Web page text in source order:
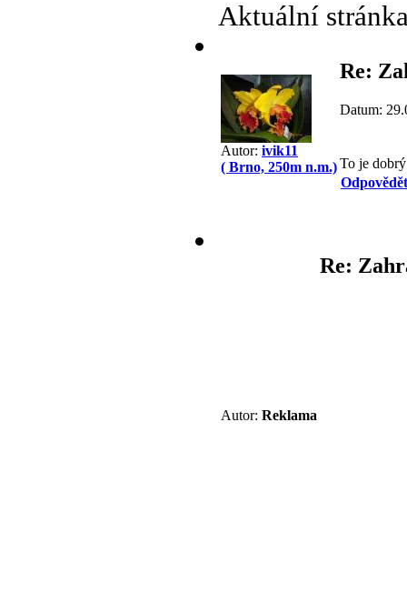
Aktuální
Autor: ivik11
( Brno, 250m n.m.)
Re:
Datum:
To je
Odpovědět
Autor: Reklama
Re: